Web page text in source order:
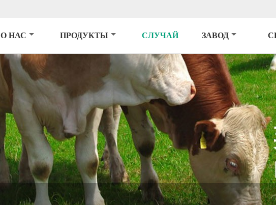
О НАС ПРОДУКТЫ СЛУЧАЙ ЗАВОД